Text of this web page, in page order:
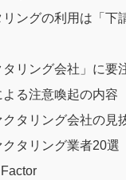
リングの利用は「下
タリング会社」に要
る注意喚起の内容
クタリング会社の見
タリング業者20選